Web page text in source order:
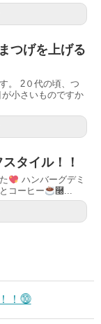
つげを上げる
。 2０代の頃、つ
小さいものですか
タイル！！
ハンバーグデミ
コーヒー
࿠...
！⓾